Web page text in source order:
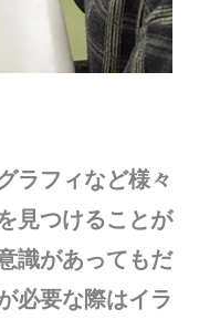
ラフィなど様々
見つけることが
識があってもだ
必要な際はイラ